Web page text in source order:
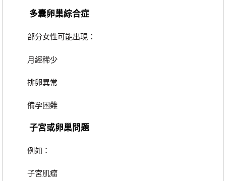
多囊卵巢綜合症
部分女性可能出現：
月經稀少
排卵異常
備孕困難
子宮或卵巢問題
例如：
子宮肌瘤